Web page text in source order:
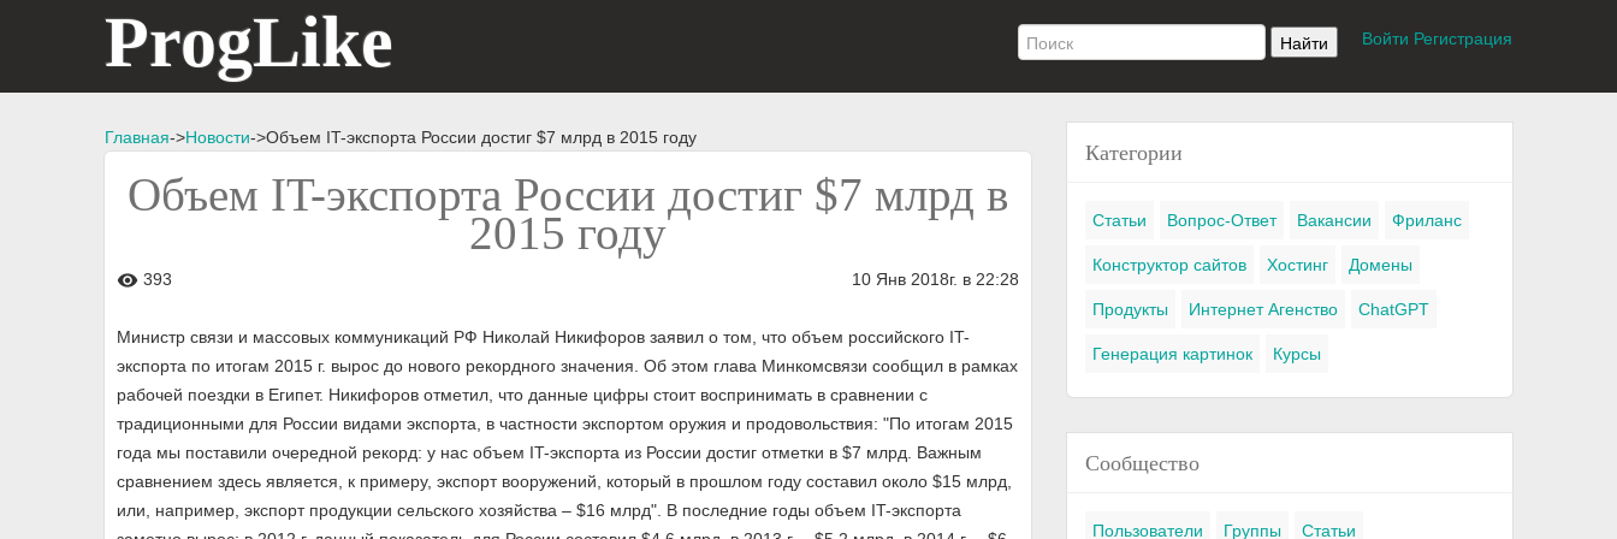
ProgLike Войти Регистрация
Главная->Новости->Объем IT-экспорта России достиг $7 млрд в 2015 году
Объем IT-экспорта России достиг $7 млрд в
2015 году
visibility 393 10 Янв 2018г. в 22:28
Министр связи и массовых коммуникаций РФ Николай Никифоров заявил о том, что объем российского IT-
экспорта по итогам 2015 г. вырос до нового рекордного значения. Об этом глава Минкомсвязи сообщил в рамках
рабочей поездки в Египет. Никифоров отметил, что данные цифры стоит воспринимать в сравнении с
традиционными для России видами экспорта, в частности экспортом оружия и продовольствия: "По итогам 2015
года мы поставили очередной рекорд: у нас объем IT-экспорта из России достиг отметки в $7 млрд. Важным
сравнением здесь является, к примеру, экспорт вооружений, который в прошлом году составил около $15 млрд,
или, например, экспорт продукции сельского хозяйства – $16 млрд". В последние годы объем IT-экспорта
Категории
Статьи Вопрос-Ответ Вакансии Фриланс
Конструктор сайтов Хостинг Домены
Продукты Интернет Агенство ChatGPT
Генерация картинок Курсы
Сообщество
Пользователи Группы Статьи